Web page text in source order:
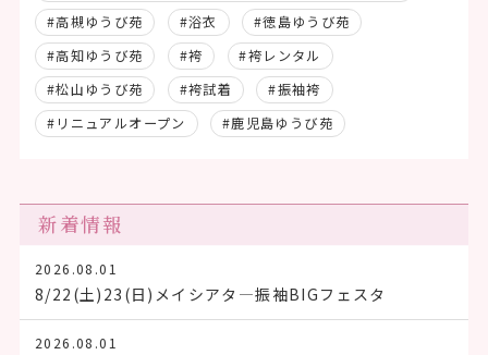
#高槻ゆうび苑
#浴衣
#徳島ゆうび苑
#高知ゆうび苑
#袴
#袴レンタル
#松山ゆうび苑
#袴試着
#振袖袴
#リニュアルオープン
#鹿児島ゆうび苑
新着情報
2026.08.01
8/22(土)23(日)メイシアタ―振袖BIGフェスタ
2026.08.01